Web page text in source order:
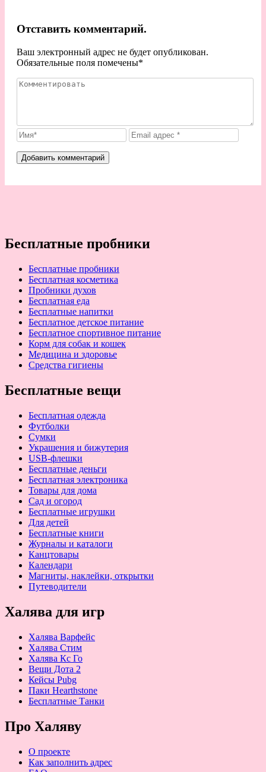
Отставить комментарий.
Ваш электронный адрес не будет опубликован.
Обязательные поля помечены*
Бесплатные пробники
Бесплатные пробники
Бесплатная косметика
Пробники духов
Бесплатная еда
Бесплатные напитки
Бесплатное детское питание
Бесплатное спортивное питание
Корм для собак и кошек
Медицина и здоровье
Средства гигиены
Бесплатные вещи
Бесплатная одежда
Футболки
Сумки
Украшения и бижутерия
USB-флешки
Бесплатные деньги
Бесплатная электроника
Товары для дома
Сад и огород
Бесплатные игрушки
Для детей
Бесплатные книги
Журналы и каталоги
Канцтовары
Календари
Магниты, наклейки, открытки
Путеводители
Халява для игр
Халява Варфейс
Халява Стим
Халява Кс Го
Вещи Дота 2
Кейсы Pubg
Паки Hearthstone
Бесплатные Танки
Про Халяву
О проекте
Как заполнить адрес